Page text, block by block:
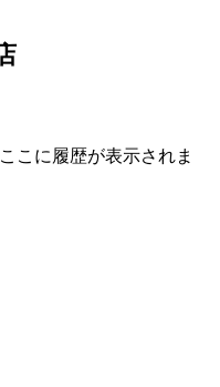
こに履歴が表示されま